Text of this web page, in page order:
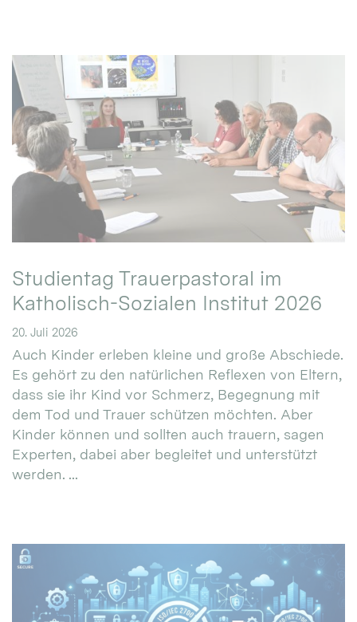
Studientag Trauerpastoral im
Katholisch-Sozialen Institut 2026
20. Juli 2026
Auch Kinder erleben kleine und große Abschiede.
Es gehört zu den natürlichen Reflexen von Eltern,
dass sie ihr Kind vor Schmerz, Begegnung mit
dem Tod und Trauer schützen möchten. Aber
Kinder können und sollten auch trauern, sagen
Experten, dabei aber begleitet und unterstützt
werden. ...